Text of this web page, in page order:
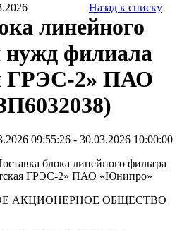
Назад к списку
линейного
нужд филиала
ГРЭС-2» ПАО
09:55:26 - 30.03.2026 10:00:00
блока линейного фильтра
ГРЭС-2» ПАО «Юнипро»
АКЦИОНЕРНОЕ ОБЩЕСТВО